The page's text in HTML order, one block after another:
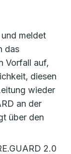
meldet
das
Vorfall auf,
diesen
wieder
an der
über den
2.0